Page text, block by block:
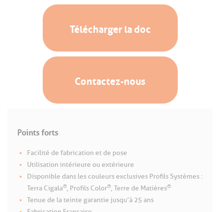
Télécharger la doc
Contactez-nous
Points forts
Facilité de fabrication et de pose
Utilisation intérieure ou extérieure
Disponible dans les couleurs exclusives Profils Systèmes :
Terra Cigala®, Profils Color®, Terre de Matières®
Tenue de la teinte garantie jusqu’à 25 ans